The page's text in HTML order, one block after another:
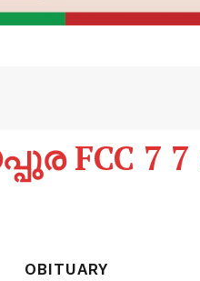
FCC 7
OBITUARY